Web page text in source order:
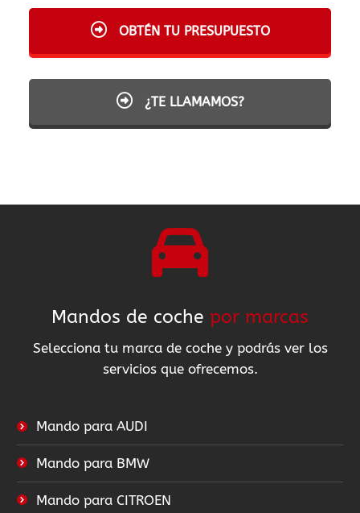
OBTÉN TU PRESUPUESTO
¿TE LLAMAMOS?
Mandos de coche por marcas
Selecciona tu marca de coche y podrás ver los
servicios que ofrecemos.
Mando para AUDI
Mando para BMW
Mando para CITROEN